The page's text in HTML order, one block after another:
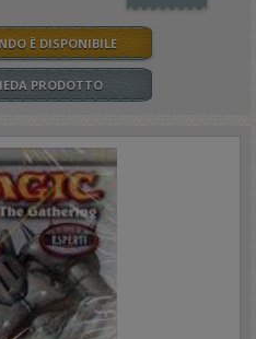
È DISPONIBILE
PRODOTTO